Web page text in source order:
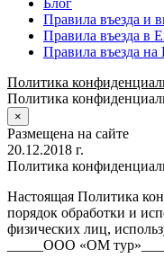
Блог
Правила въезда и
Правила въезда в
Правила въезда
Политика
Политика
×
Размещена на сайте
20.12.2018 г.
Политика
Настоящая Политика
порядок обработки и
физических лиц,
_____ООО «ОМ